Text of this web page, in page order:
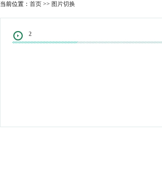
当前位置： 首页>> 图片切换
2